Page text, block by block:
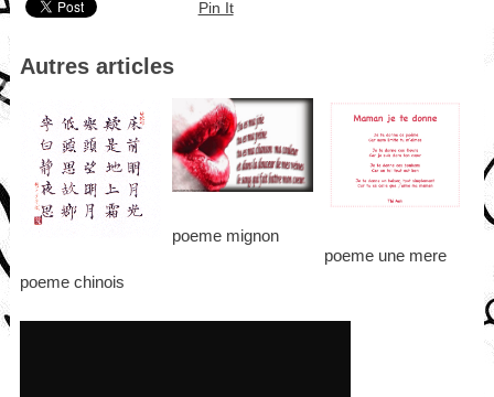
Pin It
Autres articles
poeme chinois
poeme mignon
poeme une mere